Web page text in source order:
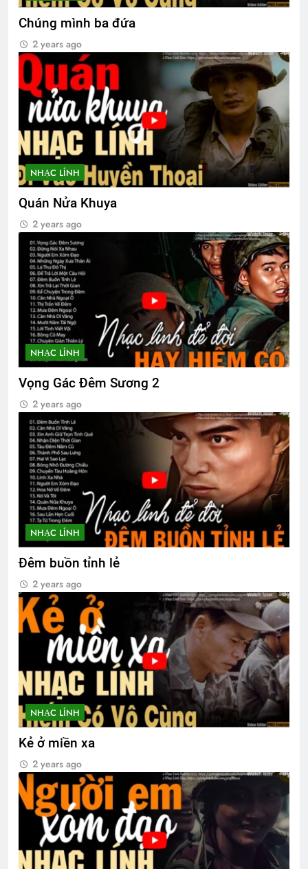
Chúng mình ba đứa
2 years ago
NHẠC LÍNH
Quán Nửa Khuya
2 years ago
NHẠC LÍNH
Vọng Gác Đêm Sương 2
2 years ago
NHẠC LÍNH
Đêm buồn tỉnh lẻ
2 years ago
NHẠC LÍNH
Kẻ ở miền xa
2 years ago